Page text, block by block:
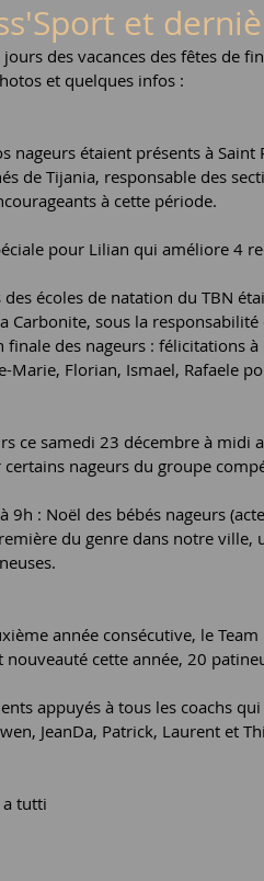
et
des vacances des fêtes de
et quelques infos :
nageurs étaient présents à
de Tijania, responsable des
à cette période.
pour Lilian qui améliore 4
écoles de natation du TBN
Carbonite, sous la
finale des nageurs : félicitations
Marie, Florian, Ismael, Rafaele
ce samedi 23 décembre à midi
certains nageurs du groupe
9h : Noël des bébés nageurs
du genre dans notre ville,
année consécutive, le
nouveauté cette année, 20
appuyés à tous les coachs
JeanDa, Patrick, Laurent et
a tutti